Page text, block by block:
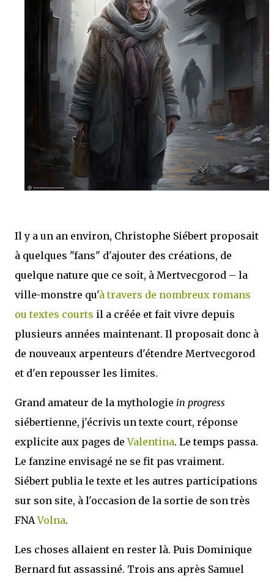
mettre sous tous les yeux. C'est cela...
Il y a un an environ, Christophe Siébert proposait
à quelques "fans" d'ajouter des créations, de
quelque nature que ce soit, à Mertvecgorod – la
ville-monstre qu'à travers de nombreux romans
ou textes courts il a créée et fait vivre depuis
plusieurs années maintenant. Il proposait donc à
de nouveaux arpenteurs d'étendre Mertvecgorod
et d'en repousser les limites.
Grand amateur de la mythologie in progress
siébertienne, j'écrivis un texte court, réponse
explicite aux pages deValentina. Le temps passa.
Le fanzine envisagé ne se fit pas vraiment.
Siébert publia le texte et les autres participations
sur son site, à l'occasion de la sortie de son très
FNAVolna.
Les choses allaient en rester là. Puis Dominique
Bernard fut assassiné. Trois ans après Samuel